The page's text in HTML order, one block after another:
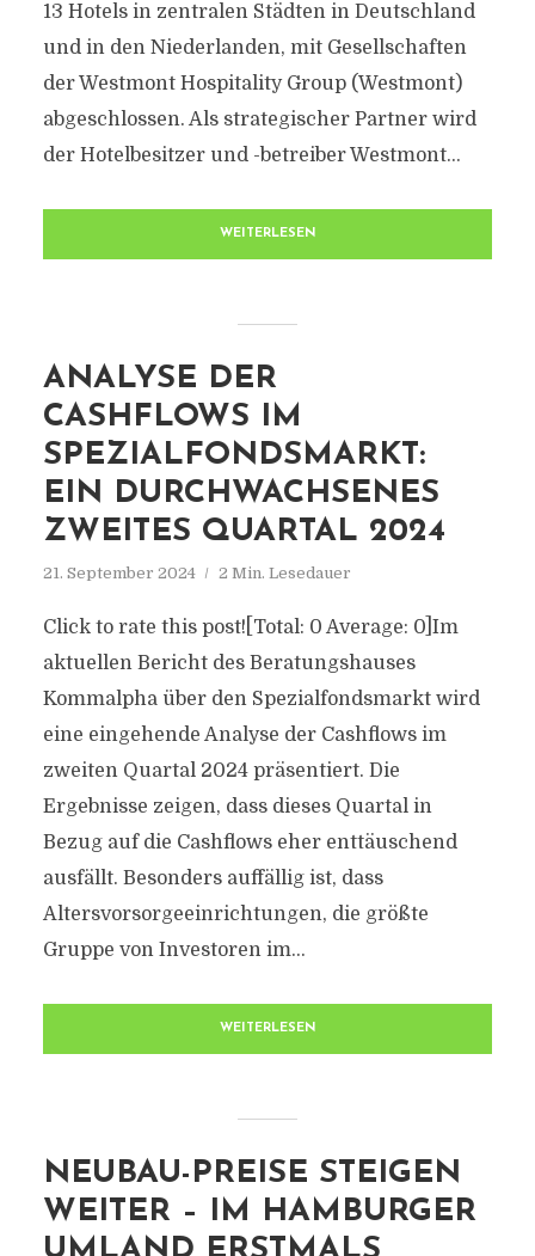
13 Hotels in zentralen Städten in Deutschland
und in den Niederlanden, mit Gesellschaften
der Westmont Hospitality Group (Westmont)
abgeschlossen. Als strategischer Partner wird
der Hotelbesitzer und -betreiber Westmont...
WEITERLESEN
ANALYSE DER
CASHFLOWS IM
SPEZIALFONDSMARKT:
EIN DURCHWACHSENES
ZWEITES QUARTAL 2024
21. September 2024 2 Min. Lesedauer
Click to rate this post![Total: 0 Average: 0]Im
aktuellen Bericht des Beratungshauses
Kommalpha über den Spezialfondsmarkt wird
eine eingehende Analyse der Cashflows im
zweiten Quartal 2024 präsentiert. Die
Ergebnisse zeigen, dass dieses Quartal in
Bezug auf die Cashflows eher enttäuschend
ausfällt. Besonders auffällig ist, dass
Altersvorsorgeeinrichtungen, die größte
Gruppe von Investoren im...
WEITERLESEN
NEUBAU-PREISE STEIGEN
WEITER – IM HAMBURGER